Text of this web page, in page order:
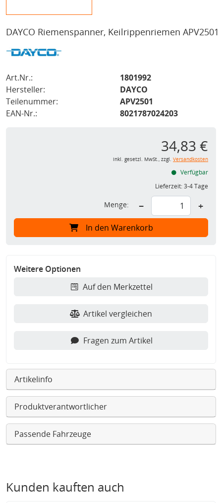
DAYCO Riemenspanner, Keilrippenriemen APV2501
Art.Nr.:
1801992
Hersteller:
DAYCO
Teilenummer:
APV2501
EAN-Nr.:
8021787024203
34,83 €
inkl. gesetzl. MwSt., zzgl. Versandkosten
Verfügbar
Lieferzeit:3-4 Tage
Menge: − +
In den Warenkorb
Weitere Optionen
Auf den Merkzettel
Artikel vergleichen
Fragen zum Artikel
Artikelinfo
Produktverantwortlicher
Passende Fahrzeuge
Kunden kauften auch